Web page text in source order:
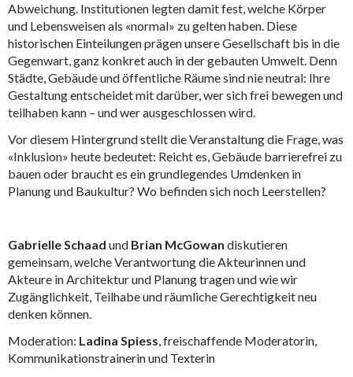
Abweichung. Institutionen legten damit fest, welche Körper
und Lebensweisen als «normal» zu gelten haben. Diese
historischen Einteilungen prägen unsere Gesellschaft bis in die
Gegenwart, ganz konkret auch in der gebauten Umwelt. Denn
Städte, Gebäude und öffentliche Räume sind nie neutral: Ihre
Gestaltung entscheidet mit darüber, wer sich frei bewegen und
teilhaben kann – und wer ausgeschlossen wird.
Vor diesem Hintergrund stellt die Veranstaltung die Frage, was
«Inklusion» heute bedeutet: Reicht es, Gebäude barrierefrei zu
bauen oder braucht es ein grundlegendes Umdenken in
Planung und Baukultur? Wo befinden sich noch Leerstellen?
Gabrielle Schaad und Brian McGowan diskutieren
gemeinsam, welche Verantwortung die Akteurinnen und
Akteure in Architektur und Planung tragen und wie wir
Zugänglichkeit, Teilhabe und räumliche Gerechtigkeit neu
denken können.
Moderation: Ladina Spiess, freischaffende Moderatorin,
Kommunikationstrainerin und Texterin